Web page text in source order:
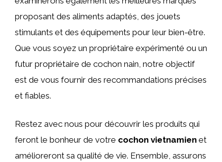
proposant des aliments adaptés, des jouets
stimulants et des équipements pour leur bien-être.
Que vous soyez un propriétaire expérimenté ou un
futur propriétaire de cochon nain, notre objectif
est de vous fournir des recommandations précises
et fiables.
Restez avec nous pour découvrir les produits qui
feront le bonheur de votre cochon vietnamien et
amélioreront sa qualité de vie. Ensemble, assurons